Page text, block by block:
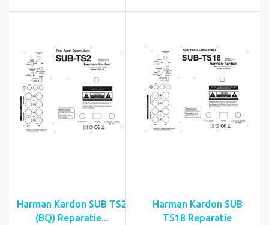
Harman Kardon SUB TS2
(BQ) Reparatie...
Harman Kardon SUB
TS18 Reparatie